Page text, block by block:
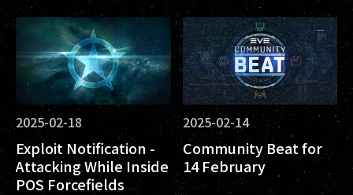
2025-02-18
Exploit Notification -
Attacking While Inside
POS Forcefields
2025-02-14
Community Beat for
14 February